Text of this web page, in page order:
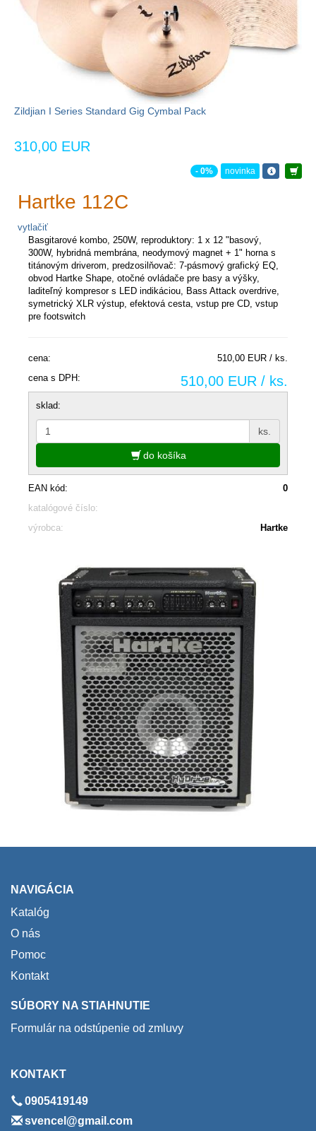
Zildjian I Series Standard Gig Cymbal Pack
310,00 EUR
- 0% novinka
Hartke 112C
vytlačiť
Basgitarové kombo, 250W, reproduktory: 1 x 12 "basový,
300W, hybridná membrána, neodymový magnet + 1" horna s
titánovým driverom, predzosilňovač: 7-pásmový grafický EQ,
obvod Hartke Shape, otočné ovládače pre basy a výšky,
laditeľný kompresor s LED indikáciou, Bass Attack overdrive,
symetrický XLR výstup, efektová cesta, vstup pre CD, vstup
pre footswitch
cena:
510,00 EUR / ks.
cena s DPH:
510,00 EUR / ks.
sklad:
ks.
do košíka
EAN kód:
0
katalógové číslo:
výrobca:
Hartke
NAVIGÁCIA
Katalóg
O nás
Pomoc
Kontakt
SÚBORY NA STIAHNUTIE
Formulár na odstúpenie od zmluvy
KONTAKT
0905419149
svencel@gmail.com